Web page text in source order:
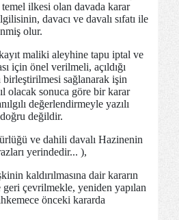
ilkesi olan davada karar
davacı ve davalı sıfatı ile
olur.
maliki aleyhine tapu iptal ve
için önel verilmeli, açıldığı
sağlanarak işin
olacak sonuca göre bir karar
değerlendirmeyle yazılı
değildir.
ve dahili davalı Hazinenin
yerindedir... ),
kaldırılmasına dair kararın
çevrilmekle, yeniden yapılan
önceki kararda